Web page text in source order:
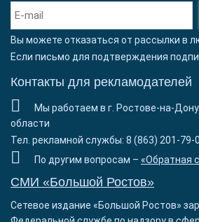
Вы можете отказаться от рассылки в
Если письмо для подтверждения
Контакты для рекламодателей
Мы работаем в г. Ростове-на-
области
Тел. рекламной службы: 8 (863) 201-79-
По другим вопросам – «Обратная
СМИ «Большой Ростов»
Сетевое издание «Большой Ростов»